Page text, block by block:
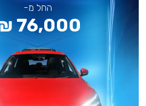
החל מ-
76,000 ₪